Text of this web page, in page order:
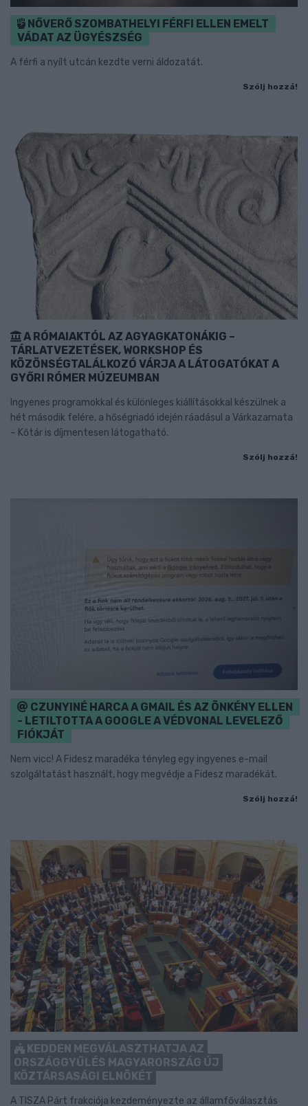
NŐVERŐ SZOMBATHELYI FÉRFI ELLEN EMELT
VÁDAT AZ ÜGYÉSZSÉG
A férfi a nyílt utcán kezdte verni áldozatát.
Szólj hozzá!
A RÓMAIAKTÓL AZ AGYAGKATONÁKIG –
TÁRLATVEZETÉSEK, WORKSHOP ÉS
KÖZÖNSÉGTALÁLKOZÓ VÁRJA A LÁTOGATÓKAT A
GYŐRI RÓMER MÚZEUMBAN
Ingyenes programokkal és különleges kiállításokkal készülnek a
hét második felére, a hőségriadó idején ráadásul a Várkazamata
– Kőtár is díjmentesen látogatható.
Szólj hozzá!
CZUNYINÉ HARCA A GMAIL ÉS AZ ÖNKÉNY ELLEN
- LETILTOTTA A GOOGLE A VÉDVONAL LEVELEZŐ
FIÓKJÁT
Nem vicc! A Fidesz maradéka tényleg egy ingyenes e-mail
szolgáltatást használt, hogy megvédje a Fidesz maradékát.
Szólj hozzá!
KEDDEN MEGVÁLASZTHATJA AZ
ORSZÁGGYŰLÉS MAGYARORSZÁG ÚJ
KÖZTÁRSASÁGI ELNÖKÉT
A TISZA Párt frakciója kezdeményezte az államfőválasztás